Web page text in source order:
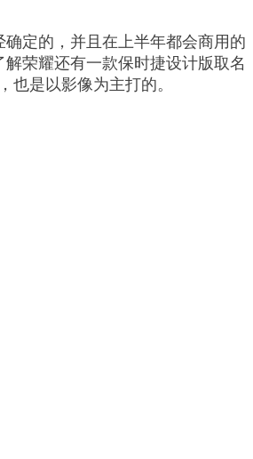
确定的，并且在上半年都会商用的
荣耀还有一款保时捷设计版取名
也是以影像为主打的。